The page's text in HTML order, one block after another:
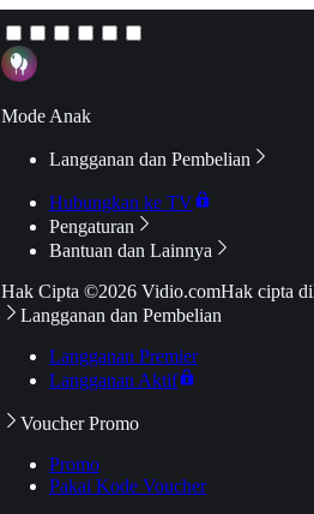
Mode Anak
Langganan dan Pembelian
Hubungkan ke TV
Pengaturan
Bantuan dan Lainnya
Hak Cipta ©2026 Vidio.comHak cipta
Langganan dan Pembelian
Langganan Premier
Langganan Aktif
Voucher Promo
Promo
Pakai Kode Voucher